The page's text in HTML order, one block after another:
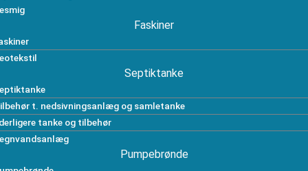
Faskiner
Septiktanke
t. nedsivningsanlæg og samletanke
tanke og tilbehør
Pumpebrønde